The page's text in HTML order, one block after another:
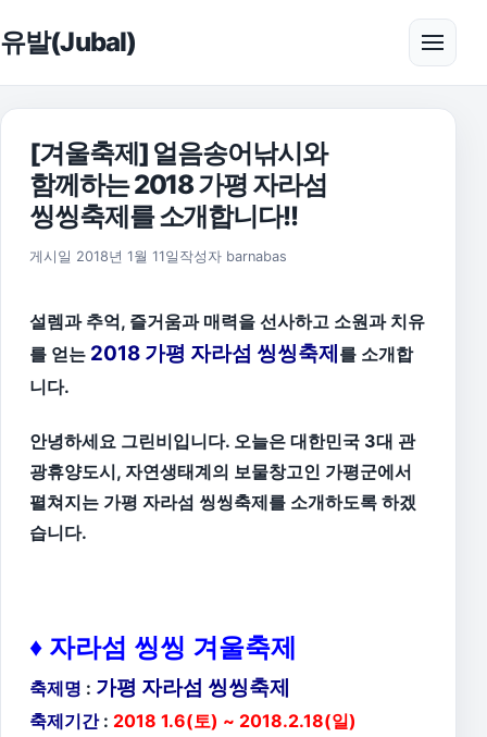
유발(Jubal) 메뉴
[겨울축제] 얼음송어낚시와
함께하는 2018 가평 자라섬
씽씽축제를 소개합니다!!
게시일 2018년 1월 11일 2018년 1월 11일
작성자 barnabas
설렘과 추억, 즐거움과 매력을 선사하고 소원과 치유
를 얻는 2018 가평 자라섬 씽씽축제 를 소개합
니다.
안녕하세요 그린비입니다. 오늘은 대한민국 3대 관
광휴양도시, 자연생태계의 보물창고인 가평군에서
펼쳐지는 가평 자라섬 씽씽축제를 소개하도록 하겠
습니다.
♦ 자라섬 씽씽 겨울축제
축제명 : 가평 자라섬 씽씽축제
축제기간 : 2018 1.6(토) ~ 2018.2.18(일)